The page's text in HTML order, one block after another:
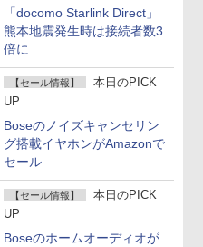
「docomo Starlink Direct」
熊本地震発生時は接続者数3
倍に
【セール情報】
本日のPICK
UP
Boseのノイズキャンセリン
グ搭載イヤホンがAmazonで
セール
【セール情報】
本日のPICK
UP
Boseのホームオーディオが